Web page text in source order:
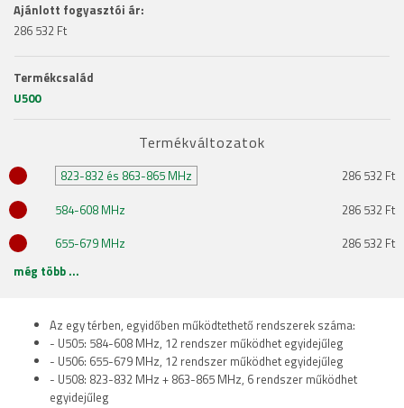
Ajánlott fogyasztói ár:
286 532 Ft
Termékcsalád
U500
Termékváltozatok
823-832 és 863-865 MHz
286 532 Ft
584-608 MHz
286 532 Ft
655-679 MHz
286 532 Ft
még több ...
Az egy térben, egyidőben működtethető rendszerek száma:
- U505: 584-608 MHz, 12 rendszer működhet egyidejűleg
- U506: 655-679 MHz, 12 rendszer működhet egyidejűleg
- U508: 823-832 MHz + 863-865 MHz, 6 rendszer működhet
egyidejűleg